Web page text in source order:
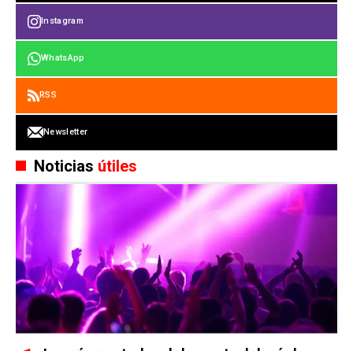
Instagram
WhatsApp
RSS
Newsletter
Noticias útiles